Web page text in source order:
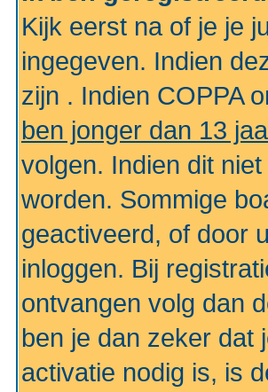
Kijk eerst na of je je
ingegeven. Indien
zijn . Indien COPPA
ben jonger dan 13
volgen. Indien dit
worden. Sommige
geactiveerd, of door
inloggen. Bij
ontvangen volg dan
ben je dan zeker dat
activatie nodig is, is